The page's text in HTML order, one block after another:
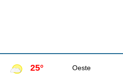
25° Oeste